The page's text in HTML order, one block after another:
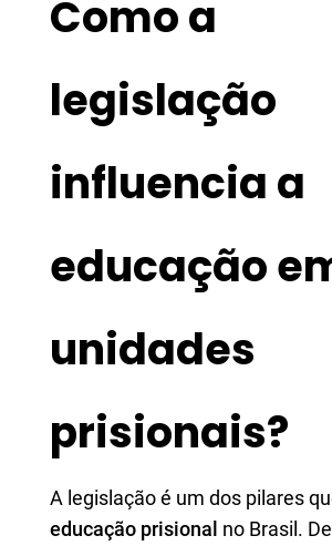
Como a
legislação
influencia a
educação
unidades
prisionais?
A legislação é um dos pilares
educação prisional no Brasil.